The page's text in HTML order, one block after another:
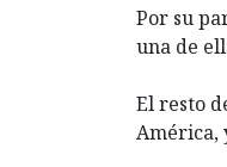
Por su
una de
El resto
América,